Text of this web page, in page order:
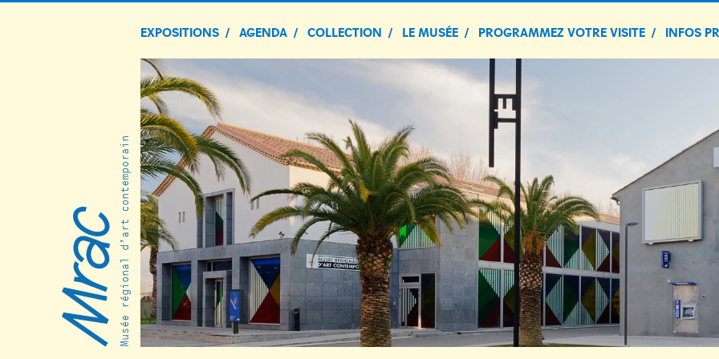
EXPOSITIONS AGENDA COLLECTION LE MUSÉE PROGRAMMEZ VOTRE VISITE INFOS
Musée régional d’art contemporain